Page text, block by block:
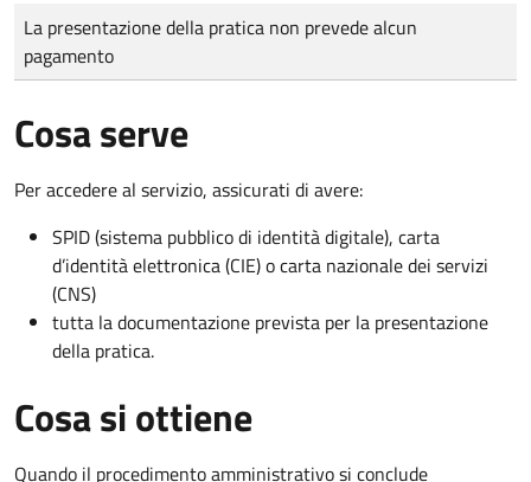
Tipo di pagamento
Importo
La presentazione della pratica non prevede alcun
pagamento
Cosa serve
Per accedere al servizio, assicurati di avere:
SPID (sistema pubblico di identità digitale), carta
d’identità elettronica (CIE) o carta nazionale dei servizi
(CNS)
tutta la documentazione prevista per la presentazione
della pratica.
Cosa si ottiene
Quando il procedimento amministrativo si conclude